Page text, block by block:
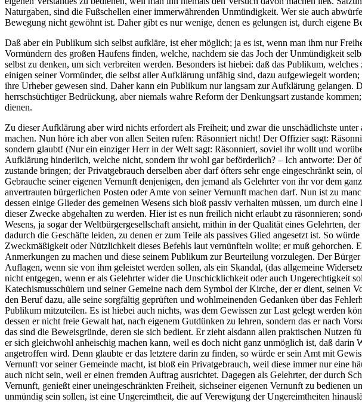
Naturgaben, sind die Fußschellen einer immerwährenden Unmündigkeit. Wer sie auch
Bewegung nicht gewöhnt ist. Daher gibt es nur wenige, denen es gelungen ist, durch eigene
Daß aber ein Publikum sich selbst aufkläre, ist eher möglich; ja es ist, wenn man ihm nur
Vormündern des großen Haufens finden, welche, nachdem sie das Joch der Unmündigkeit
selbst zu denken, um sich verbreiten werden. Besonders ist hiebei: daß das Publikum,
einigen seiner Vormünder, die selbst aller Aufklärung unfähig sind, dazu aufgewiegelt
ihre Urheber gewesen sind. Daher kann ein Publikum nur langsam zur Aufklärung
herrschsüchtiger Bedrückung, aber niemals wahre Reform der Denkungsart zustande
dienen.
Zu dieser Aufklärung aber wird nichts erfordert als Freiheit; und zwar die unschädlichste
machen. Nun höre ich aber von allen Seiten rufen: Räsonniert nicht! Der Offizier sagt:
sondern glaubt! (Nur ein einziger Herr in der Welt sagt: Räsonniert, soviel ihr wollt und
Aufklärung hinderlich, welche nicht, sondern ihr wohl gar beförderlich? – Ich antworte: Der
zustande bringen; der Privatgebrauch derselben aber darf öfters sehr enge eingeschränkt
Gebrauche seiner eigenen Vernunft denjenigen, den jemand als Gelehrter von ihr vor dem
anvertrauten bürgerlichen Posten oder Amte von seiner Vernunft machen darf. Nun ist zu
dessen einige Glieder des gemeinen Wesens sich bloß passiv verhalten müssen, um durch
dieser Zwecke abgehalten zu werden. Hier ist es nun freilich nicht erlaubt zu räsonnieren;
Wesens, ja sogar der Weltbürgergesellschaft ansieht, mithin in der Qualität eines Gelehrten,
dadurch die Geschäfte leiden, zu denen er zum Teile als passives Glied angesetzt ist. So
Zweckmäßigkeit oder Nützlichkeit dieses Befehls laut vernünfteln wollte; er muß gehorchen.
Anmerkungen zu machen und diese seinem Publikum zur Beurteilung vorzulegen. Der
Auflagen, wenn sie von ihm geleistet werden sollen, als ein Skandal, (das allgemeine
nicht entgegen, wenn er als Gelehrter wider die Unschicklichkeit oder auch Ungerechtigkeit
Katechismusschülern und seiner Gemeine nach dem Symbol der Kirche, der er dient, seinen
den Beruf dazu, alle seine sorgfältig geprüften und wohlmeinenden Gedanken über das
Publikum mitzuteilen. Es ist hiebei auch nichts, was dem Gewissen zur Last gelegt werden
dessen er nicht freie Gewalt hat, nach eigenem Gutdünken zu lehren, sondern das er nach
das sind die Beweisgründe, deren sie sich bedient. Er zieht alsdann allen praktischen Nutzen
er sich gleichwohl anheischig machen kann, weil es doch nicht ganz unmöglich ist, daß
angetroffen wird. Denn glaubte er das letztere darin zu finden, so würde er sein Amt mit
Vernunft vor seiner Gemeinde macht, ist bloß ein Privatgebrauch, weil diese immer nur eine
auch nicht sein, weil er einen fremden Auftrag ausrichtet. Dagegen als Gelehrter, der durch
Vernunft, genießt einer uneingeschränkten Freiheit, sichseiner eigenen Vernunft zu bedienen
unmündig sein sollen, ist eine Ungereimtheit, die auf Verewigung der Ungereimtheiten